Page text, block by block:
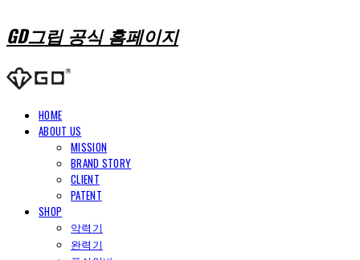
GD그립 공식 홈페이지
HOME
ABOUT US
MISSION
BRAND STORY
CLIENT
PATENT
SHOP
악력기
완력기